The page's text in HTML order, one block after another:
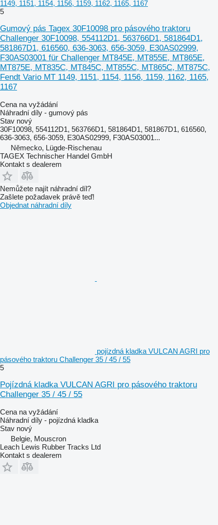
1149, 1151, 1154, 1156, 1159, 1162, 1165, 1167
5
Gumový pás Tagex 30F10098 pro pásového traktoru
Challenger 30F10098, 554112D1, 563766D1, 581864D1,
581867D1, 616560, 636-3063, 656-3059, E30AS02999,
F30AS03001 für Challenger MT845E, MT855E, MT865E,
MT875E, MT835C, MT845C, MT855C, MT865C, MT875C,
Fendt Vario MT 1149, 1151, 1154, 1156, 1159, 1162, 1165,
1167
Cena na vyžádání
Náhradní díly - gumový pás
Stav nový
30F10098, 554112D1, 563766D1, 581864D1, 581867D1, 616560,
636-3063, 656-3059, E30AS02999, F30AS03001...
Německo, Lügde-Rischenau
TAGEX Technischer Handel GmbH
Kontakt s dealerem
Nemůžete najít náhradní díl?
Zašlete požadavek právě teď!
Objednat náhradní díly
pojízdná kladka VULCAN AGRI pro
pásového traktoru Challenger 35 / 45 / 55
5
Pojízdná kladka VULCAN AGRI pro pásového traktoru
Challenger 35 / 45 / 55
Cena na vyžádání
Náhradní díly - pojízdná kladka
Stav nový
Belgie, Mouscron
Leach Lewis Rubber Tracks Ltd
Kontakt s dealerem